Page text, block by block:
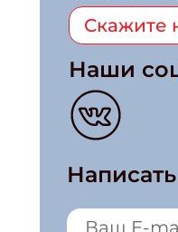
Скажите
Наши